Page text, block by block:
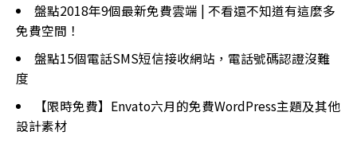
盤點2018年9個最新免費雲端 | 不看還不知道有這麼多
免費空間！
盤點15個電話SMS短信接收網站，電話號碼認證沒難
度
【限時免費】Envato六月的免費WordPress主題及其他
設計素材